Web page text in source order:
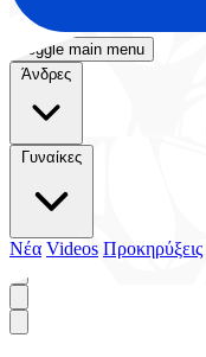
Toggle main menu
Άνδρες
Γυναίκες
Νέα Videos Προκηρύξεις